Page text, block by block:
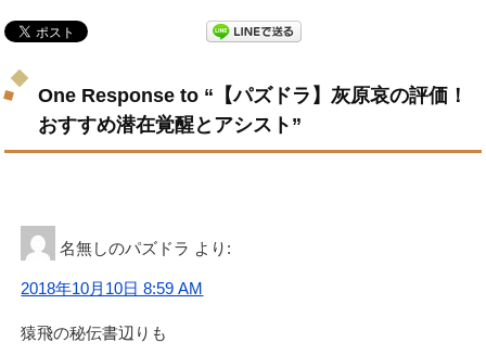
One Response to “【パズドラ】灰原哀の評価！
おすすめ潜在覚醒とアシスト”
名無しのパズドラ より:
2018年10月10日 8:59 AM
猿飛の秘伝書辺りも